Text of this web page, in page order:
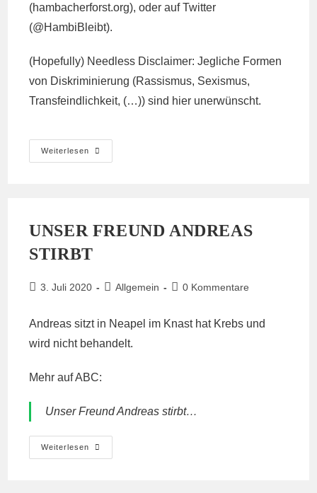
(hambacherforst.org), oder auf Twitter
(@HambiBleibt).
(Hopefully) Needless Disclaimer: Jegliche Formen
von Diskriminierung (Rassismus, Sexismus,
Transfeindlichkeit, (…)) sind hier unerwünscht.
Weiterlesen
DIY&Action
Camp
UNSER FREUND ANDREAS
STIRBT
Beitrag
3. Juli 2020
Beitrags-
Allgemein
Beitrags-
0 Kommentare
Andreas sitzt in Neapel im Knast hat Krebs und
wird nicht behandelt.
Mehr auf ABC:
Unser Freund Andreas stirbt…
Weiterlesen
Unser
Freund